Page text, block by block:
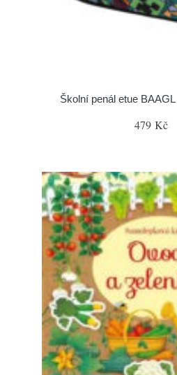
Školní penál etue
479 Kč